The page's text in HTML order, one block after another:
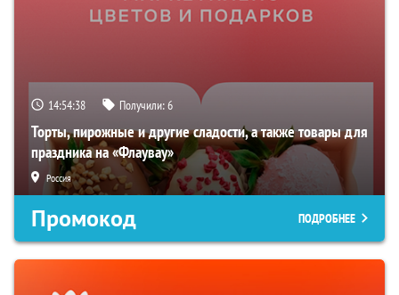
14:54:37 Получили:6
Торты, пирожные и другие сладости, а также товары для
праздника на «Флаувау»
Россия
Промокод ПОДРОБНЕЕ